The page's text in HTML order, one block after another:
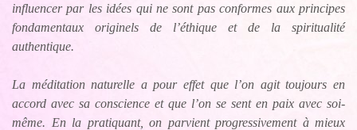
influencer par les idées qui ne sont pas conformes aux principes
fondamentaux originels de l’éthique et de la spiritualité
authentique.
La méditation naturelle a pour effet que l’on agit toujours en
accord avec sa conscience et que l’on se sent en paix avec soi-
même. En la pratiquant, on parvient progressivement à mieux